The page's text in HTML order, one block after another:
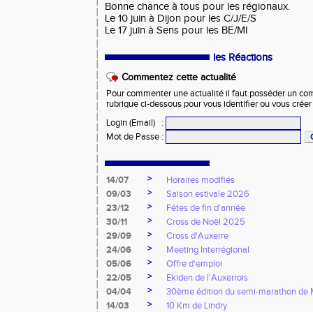
Bonne chance à tous pour les régionaux.
Le 10 juin à Dijon pour les C/J/E/S
Le 17 juin à Sens pour les BE/MI
les Réactions
Commentez cette actualité
Pour commenter une actualité il faut posséder un
rubrique ci-dessous pour vous identifier ou vous
Login (Email)
:
Mot de Passe :
14/07 >
Horaires modifiés
09/03
>
Saison estivale 2026
23/12
>
Fêtes de fin d'année
30/11
>
Cross de Noël 2025
29/09
>
Cross d'Auxerre
24/06
>
Meeting Interrégional
05/06
>
Offre d'emploi
22/05
>
Ekiden de l'Auxerrois
04/04
>
30ème édition du semi-marathon de
14/03
>
10 Km de Lindry